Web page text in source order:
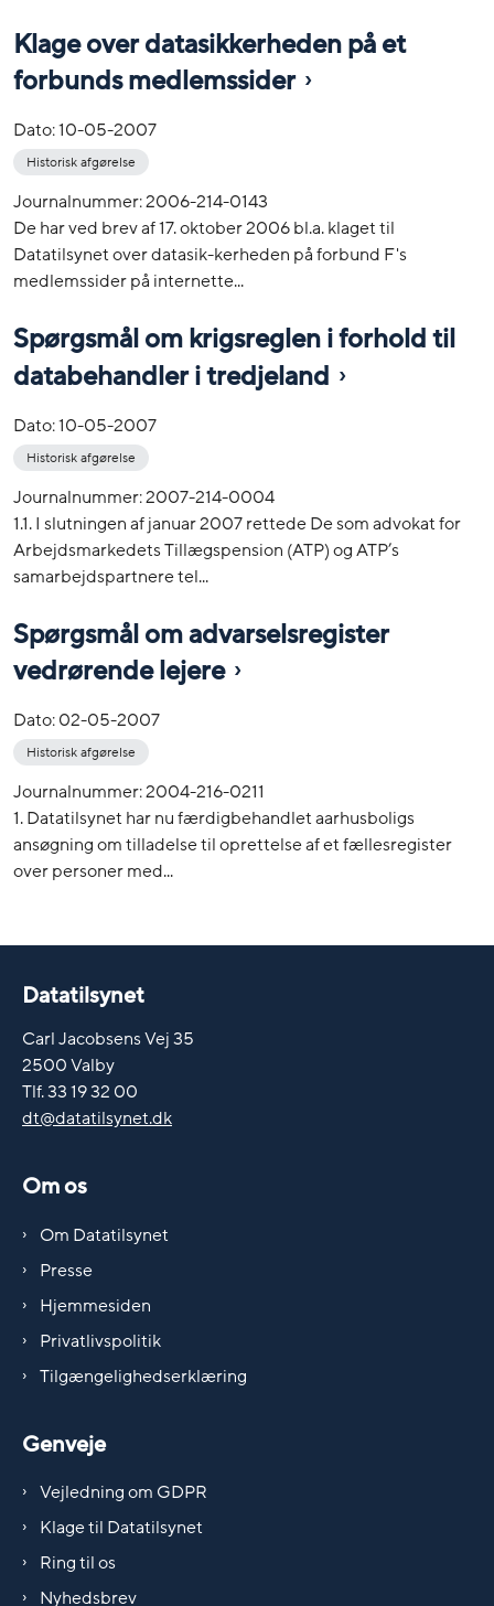
Klage over datasikkerheden på et
forbunds medlemssider
Dato:10-05-2007
Historisk afgørelse
Journalnummer: 2006-214-0143
De har ved brev af 17. oktober 2006 bl.a. klaget til
Datatilsynet over datasik-kerheden på forbund F's
medlemssider på internette...
Spørgsmål om krigsreglen i forhold til
databehandler i tredjeland
Dato:10-05-2007
Historisk afgørelse
Journalnummer: 2007-214-0004
1.1. I slutningen af januar 2007 rettede De som advokat for
Arbejdsmarkedets Tillægspension (ATP) og ATP’s
samarbejdspartnere tel...
Spørgsmål om advarselsregister
vedrørende lejere
Dato:02-05-2007
Historisk afgørelse
Journalnummer: 2004-216-0211
1. Datatilsynet har nu færdigbehandlet aarhusboligs
ansøgning om tilladelse til oprettelse af et fællesregister
over personer med...
Datatilsynet
Carl Jacobsens Vej 35
2500 Valby
Tlf. 33 19 32 00
dt@datatilsynet.dk
Om os
Om Datatilsynet
Presse
Hjemmesiden
Privatlivspolitik
Tilgængelighedserklæring
Genveje
Vejledning om GDPR
Klage til Datatilsynet
Ring til os
Nyhedsbrev